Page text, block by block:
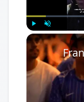
Play Unmute